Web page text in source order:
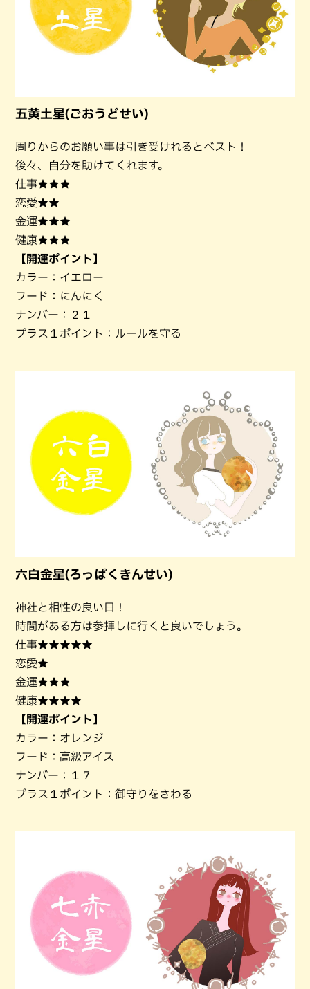
五黄土星(ごおうどせい)
周りからのお願い事は引き受けれるとベスト！
後々、自分を助けてくれます。
仕事★★★
恋愛★★
金運★★★
健康★★★
【開運ポイント】
カラー：イエロー
フード：にんにく
ナンバー：２１
プラス１ポイント：ルールを守る
六白金星(ろっぱくきんせい)
神社と相性の良い日！
時間がある方は参拝しに行くと良いでしょう。
仕事★★★★★
恋愛★
金運★★★
健康★★★★
【開運ポイント】
カラー：オレンジ
フード：高級アイス
ナンバー：１７
プラス１ポイント：御守りをさわる